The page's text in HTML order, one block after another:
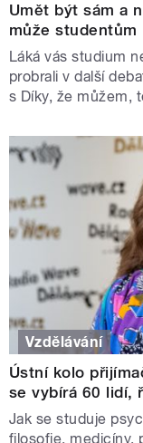
Umět být sám a
může studentům
Láká vás studium
probrali v další
s Díky, že můžem,
Vzdělávání
Ústní kolo
se vybírá 60 lidí,
Jak se studuje
filosofie, medicíny,